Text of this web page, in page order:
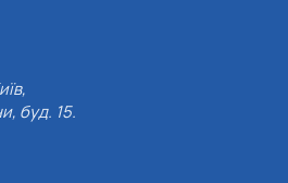
буд. 15.